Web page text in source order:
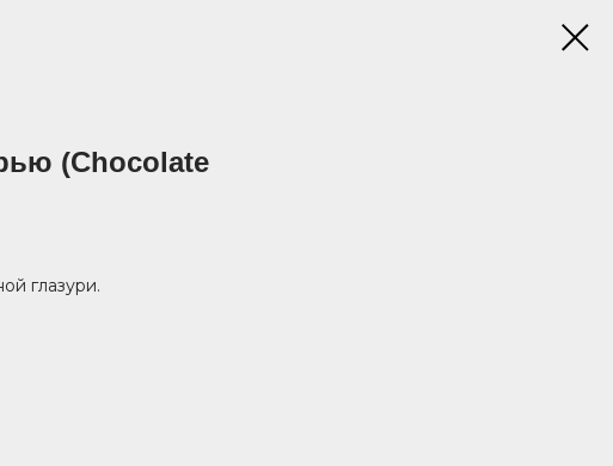
(Chocolate
глазури.